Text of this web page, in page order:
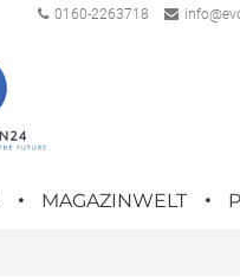
0160-2263718
MAGAZINWELT